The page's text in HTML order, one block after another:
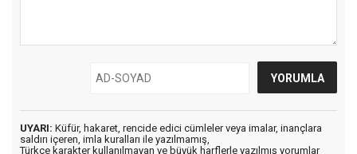
UYARI: Küfür, hakaret, rencide edici cümleler veya imalar, inançlara
saldırı içeren, imla kuralları ile yazılmamış,
Türkçe karakter kullanılmayan ve büyük harflerle yazılmış yorumlar